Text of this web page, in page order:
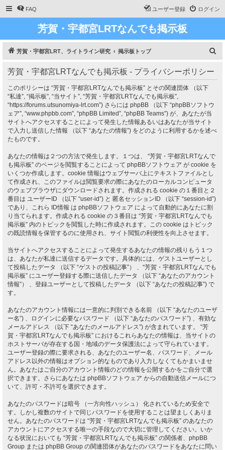
FAQ ログイン
ユーザー登録
芳賀・宇都宮LRTなんでも掲示板
芳賀・宇都宮LRT、ライトライン研究 掲示板トップ
芳賀・宇都宮LRTなんでも掲示板 - プライバシーポリシー
このポリシーは “芳賀・宇都宮LRTなんでも掲示板” とその関連団体 （以下
“私達”, “掲示板”, “当サイト”, “芳賀・宇都宮LRTなんでも掲示板”,
“https://forums.utsunomiya-lrt.com”) さらには phpBB （以下 “phpBBソフトウ
ェア”, “www.phpbb.com”, “phpBB Limited”, “phpBB Teams”) が、あなたが当
サイトへアクセスすることによって発生した情報あるいはあなたが当サイト
で入力し送信した情報 （以下 “あなたの情報”) をどのように利用するかを述べ
たものです。
あなたの情報は２つの方法で発生します。１つは、 “芳賀・宇都宮LRTなんで
も掲示板” のページを閲覧することによって phpBBソフトウェア が cookie を
いくつか作成します。cookie 情報はウェブサーバ上にテキストファイルとし
て作成され、このファイルは閲覧要求の際にあなたのローカルコンピュータ
のウェブブラウザにダウンロードされます。作成される cookie の１番目と２
番目は ユーザーID （以下 “user-id”) と 匿名セッションID （以下 “session-id”)
であり、これら ID情報 は phpBBソフトウェア によって自動的にあなたに割
り当てられます。作成される cookie の３番目は “芳賀・宇都宮LRTなんでも
掲示板” 内のトピックを閲覧した時に作成されます。この cookie はトピック
の既読情報を保管するのに使用され、サイト閲覧の利便性を向上させます。
当サイトへアクセスすることによって発生するあなたの情報の残りもう１つ
は、あなたが私達に送信するデータです。具体的には、ゲストユーザーとし
て投稿したデータ （以下 “ゲストの投稿記事”） 、“芳賀・宇都宮LRTなんでも
掲示板” にユーザー登録する際に送信したデータ （以下 “あなたのアカウント
情報”） 、登録ユーザーとして投稿したデータ （以下 “あなたの投稿記事”) で
す。
あなたのアカウント情報には一意的に判別できる名前 （以下 “あなたのユーザ
ー名”) 、ログインに必要なパスワード （以下 “あなたのパスワード”) 、有効な
メールアドレス （以下 “あなたのメールアドレス”) が含まれています。 “芳
賀・宇都宮LRTなんでも掲示板” におけるこれらあなたの情報は、当サイトの
ホストサーバが存在する国・地域のデータ保護法によって守られています。
ユーザー登録の際に要求される、あなたのユーザー名、パスワード、メール
アドレス以外の情報はオプション的なものであり入力しなくてもかまいませ
ん。あなたはご自分のアカウント情報のどの情報を公開するかをご自分で選
択できます。さらにあなたは phpBBソフトウェア からの自動送信メールにつ
いて、許可・不許可を選択できます。
あなたのパスワードは暗号 （一方向性ハッシュ） 化されているため安全で
す。しかし複数のサイトで同じパスワードを使用することは望ましくありま
せん。あなたのパスワードは “芳賀・宇都宮LRTなんでも掲示板” のあなたの
アカウントにアクセスする唯一の手段なので大切に管理してください。いか
なる状況においても “芳賀・宇都宮LRTなんでも掲示板” の関係者、phpBB
Group または phpBB Group の関連団体があなたのパスワードをあなたに問い